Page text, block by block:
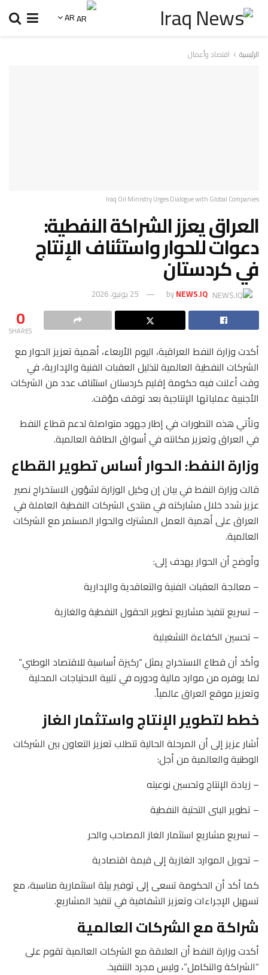
AR
الرئيسية اقتصاد وأعمال
Iraq Oil Ministry Urges Dialogue with Global Companies
العراق يعزز الشراكة النفطية:
دعوات للحوار واستئناف الإنتاج
في كردستان
byNEWS.IQ 25 يونيو، 2026
0
SHARES
أكدت وزارة النفط العراقية، اليوم الأربعاء، أهمية تعزيز الحوار مع
الشركات النفطية العالمية لتذليل العقبات الفنية والإدارية، في
وقت أعلنت فيه حكومة إقليم كردستان استئناف عدد من الشركات
الأجنبية عملياتها الإنتاجية بعد توقف مؤقت.
وتأتي هذه التطورات في إطار جهود متواصلة لدعم قطاع النفط
في العراق وتعزيز مكانته في أسواق الطاقة العالمية.
وزارة النفط: الحوار أساس تطوير القطاع
قالت وزارة النفط في بيان إن وكيل الوزارة لشؤون الاستخراج نصير
عزيز شدد خلال مشاركته في منتدى الشركات النفطية العاملة في
العراق على أهمية العمل المشترك والحوار المستمر مع الشركات
العالمية.
وأوضح أن الحوار يهدف إلى:
– معالجة العقبات الفنية والتعاقدية والإدارية
– تسريع تنفيذ مشاريع تطوير الحقول النفطية والغازية
– تحسين الكفاءة التشغيلية
وأكد أن قطاع الاستخراج يمثل “ركيزة أساسية للاقتصاد الوطني”
لما يوفره من موارد مالية ودوره في تلبية الاحتياجات المحلية
وتعزيز موقع العراق عالمياً.
خطط لتطوير الإنتاج واستثمار الغاز
أشار عزيز إلى أن المرحلة الحالية تتطلب تعزيز التعاون بين الشركات
الوطنية والعالمية من أجل:
– زيادة الإنتاج وتحسين نوعيته
– تطوير البنى التحتية النفطية
– تسريع مشاريع استثمار الغاز المصاحب والحر
– تحويل الموارد الغازية إلى قيمة اقتصادية
كما أكد أن الحكومة تسعى إلى توفير بيئة استثمارية مناسبة، مع
تسهيل الإجراءات وتعزيز الشفافية في تنفيذ المشاريع.
شراكة مع الشركات العالمية
أكدت وزارة النفط أن العلاقة مع الشركات العالمية تقوم على
“الشراكة والتكامل”، وليس مجرد التنفيذ.